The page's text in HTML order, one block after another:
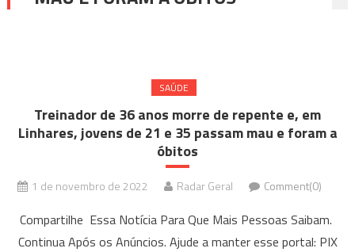
SAÚDE
Treinador de 36 anos morre de repente e, em
Linhares, jovens de 21 e 35 passam mau e foram a
óbitos
1 de novembro de 2022 Radar Geral Comment(0)
Compartilhe Essa Notícia Para Que Mais Pessoas Saibam.
Continua Após os Anúncios. Ajude a manter esse portal: PIX